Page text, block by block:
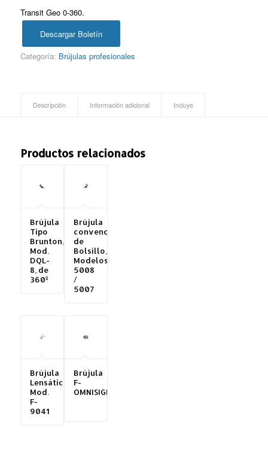
Transit Geo 0-360.
Descargar Boletín
Categoría: Brújulas profesionales
Descripción Información adicional Incluye
Productos relacionados
Brújula
Tipo
Brunton,
Mod.
DQL-
8, de
360º
Brújula
convencional
de
Bolsillo,
Modelos
5008
/
5007
Brújula
Lensática,
Mod.
F-
9041
Brújula
F-
OMNISIGHT™